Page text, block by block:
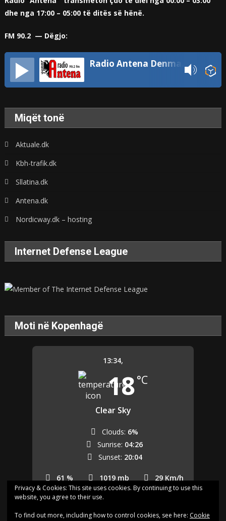
dhe nga 17:00 – 05:00 të ditës së hënë.
FM 90.2 — Dëgjo:
Radio Antena Denmark
Miqët tonë
Aktuale.dk
Kbh-trafik.dk
Sllatina.dk
Antena.dk
Nordicway.dk – hosting
Internet Defense League
Moti në Kopenhagë
13:34,
18°C
Clear Sky
61 % 1019 mb 29 Km/h
Clouds: 6%
Sunrise: 04:26
Sunset: 20:04
Last updated: 13:32
Privacy & Cookies: This site uses cookies. By continuing to use this
website, you agree to their use.
To find out more, including how to control cookies, see here: Cookie